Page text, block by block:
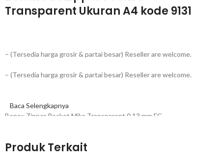
Transparent Ukuran A4 kode 9131
– (Tersedia harga grosir & partai besar) Reseller are welcome.
– (Tersedia harga grosir & partai besar) Reseller are welcome.
Benex Zipper Pocket Mika Transparent 0.13 mm FC
Baca Selengkapnya
Produk Terkait